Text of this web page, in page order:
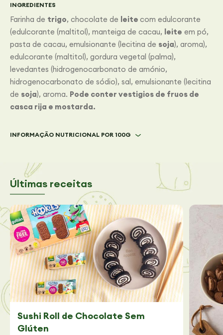
INGREDIENTES
Farinha de trigo, chocolate de leite com edulcorante
(edulcorante (maltitol), manteiga de cacau, leite em pó,
pasta de cacau, emulsionante (lecitina de soja), aroma),
edulcorante (maltitol), gordura vegetal (palma),
levedantes (hidrogenocarbonato de amónio,
hidrogenocarbonato de sódio), sal, emulsionante (lecitina
de soja), aroma. Pode conter vestigios de fruos de
casca rija e mostarda.
INFORMAÇÃO NUTRICIONAL POR 100G
Últimas receitas
Sushi Roll de Chocolate Sem
Glúten